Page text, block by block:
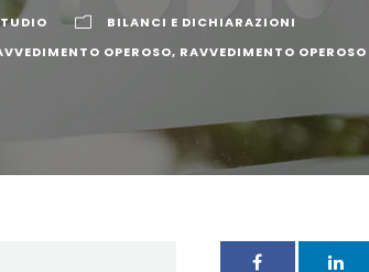
BILANCI E DICHIARAZIONI
OPEROSO, RAVVEDIMENTO